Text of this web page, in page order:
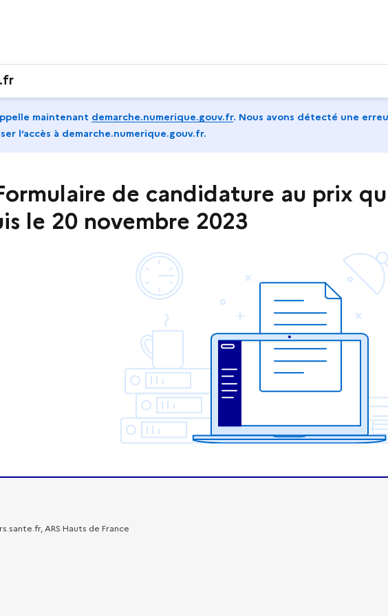
maintenant demarche.numerique.gouv.fr. Nous avons détecté une
l‘accès à demarche.numerique.gouv.fr.
de candidature au prix
le 20 novembre 2023
démarche
ARS Hauts de France